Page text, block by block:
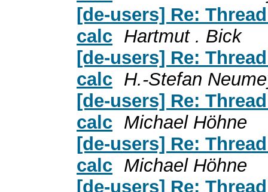
[de-users] Re:
calc Hartmut . Bick
[de-users] Re:
calc H.-Stefan
[de-users] Re:
calc Michael Höhne
[de-users] Re:
calc Michael Höhne
[de-users] Re: